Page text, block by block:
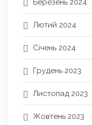
Березень 2024
Лютий 2024
Січень 2024
Грудень 2023
Листопад 2023
Жовтень 2023